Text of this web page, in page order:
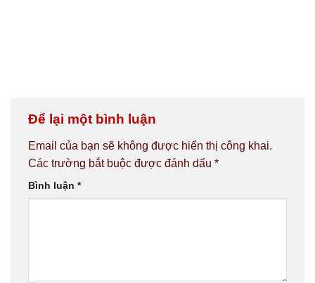
Để lại một bình luận
Email của bạn sẽ không được hiển thị công khai.
Các trường bắt buộc được đánh dấu *
Bình luận *